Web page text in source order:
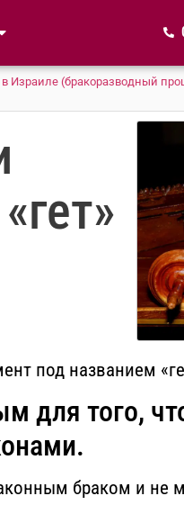
в Израиле (бракоразводный
под названием
для того,
браком и не